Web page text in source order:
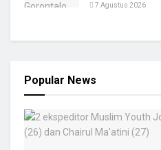
7 Agustus 2026
Popular News